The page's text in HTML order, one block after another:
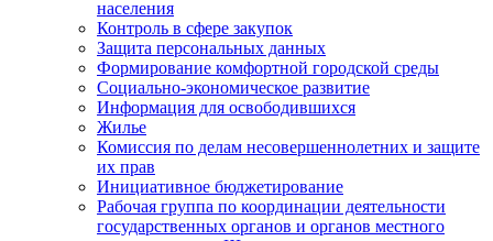
населения
Контроль в сфере закупок
Защита персональных данных
Формирование комфортной городской среды
Социально-экономическое развитие
Информация для освободившихся
Жилье
Комиссия по делам несовершеннолетних и защите
их прав
Инициативное бюджетирование
Рабочая группа по координации деятельности
государственных органов и органов местного